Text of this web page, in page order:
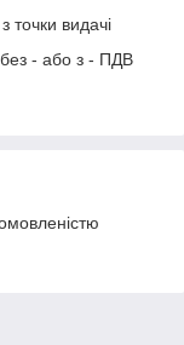
точки видачі
без - або з - ПДВ